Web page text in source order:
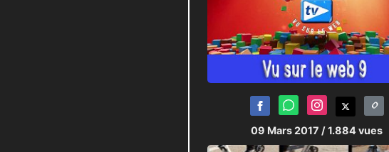
09 Mars 2017 / 1.884 vues